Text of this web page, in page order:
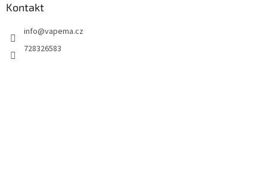
Kontakt
info@vapema.cz
728326583